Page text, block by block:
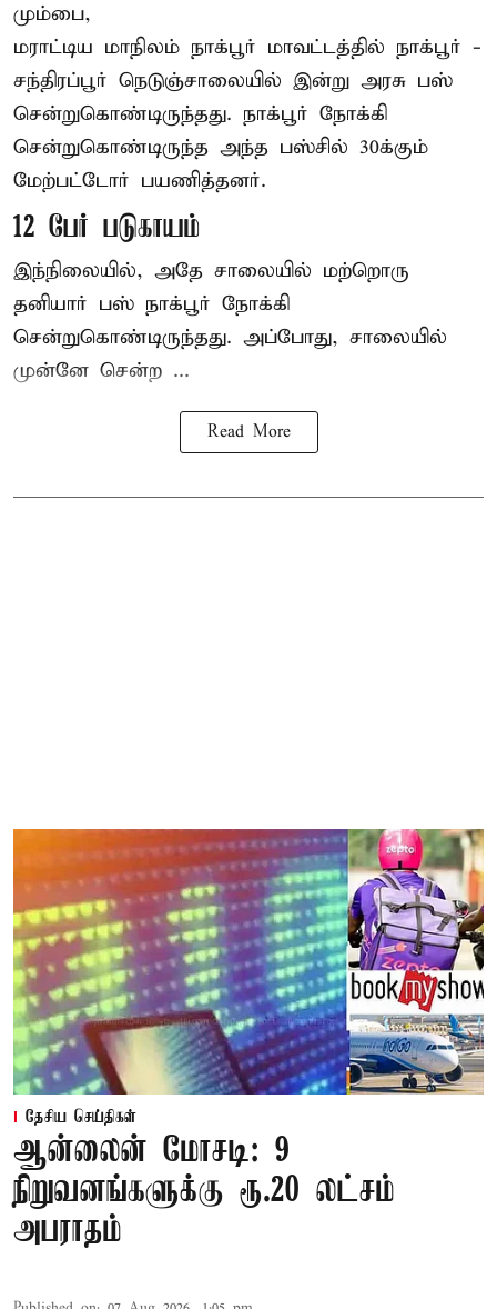
மும்பை,
மராட்டிய மாநிலம் நாக்பூர் மாவட்டத்தில் நாக்பூர் -
சந்திரப்பூர் நெடுஞ்சாலையில் இன்று அரசு பஸ்
சென்றுகொண்டிருந்தது. நாக்பூர் நோக்கி
சென்றுகொண்டிருந்த அந்த பஸ்சில் 30க்கும்
மேற்பட்டோர் பயணித்தனர்.
12 பேர் படுகாயம்
இந்நிலையில், அதே சாலையில் மற்றொரு
தனியார் பஸ் நாக்பூர் நோக்கி
சென்றுகொண்டிருந்தது. அப்போது, சாலையில்
முன்னே சென்ற ...
Read More
தேசிய செய்திகள்
ஆன்லைன் மோசடி: 9
நிறுவனங்களுக்கு ரூ.20 லட்சம்
அபராதம்